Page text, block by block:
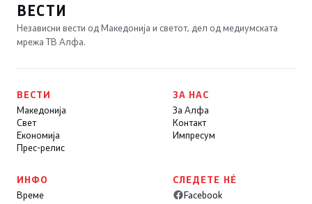
ВЕСТИ
Независни вести од Македонија и светот, дел од медиумската
мрежа ТВ Алфа.
ВЕСТИ
Македонија
Свет
Економија
Прес-релис
ЗА НАС
За Алфа
Контакт
Импресум
ИНФО
Време
СЛЕДЕТЕ НÉ
Facebook